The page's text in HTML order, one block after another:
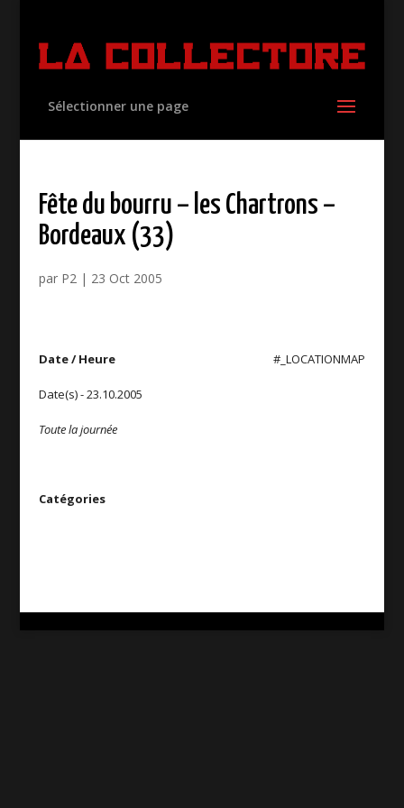
Sélectionner une page
Fête du bourru – les Chartrons –
Bordeaux (33)
par P2| 23 Oct 2005
#_LOCATIONMAP
Date / Heure
Date(s) - 23.10.2005
Toute la journée
Catégories